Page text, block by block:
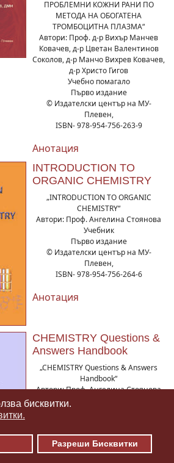
бисквитки.
Разреши Бисквитки
ПРОБЛЕМНИ КОЖНИ РАНИ ПО
МЕТОДА НА ОБОГАТЕНА
ТРОМБОЦИТНА ПЛАЗМА“
Автори: Проф. д-р Вихър Манчев
Ковачев, д-р Цветан Валентинов
Соколов, д-р Манчо Вихрев Ковачев,
д-р Христо Гигов
Учебно помагало
Първо издание
© Издателски център на МУ-
Плевен,
ISBN- 978-954-756-263-9
Анотация
INTRODUCTION TO
ORGANIC CHEMISTRY
„INTRODUCTION TO ORGANIC
CHEMISTRY“
Автори: Проф. Ангелина Стоянова
Учебник
Първо издание
© Издателски център на МУ-
Плевен,
ISBN- 978-954-756-264-6
Анотация
CHEMISTRY Questions &
Answers Handbook
„CHEMISTRY Questions & Answers
Handbook“
Автори: Проф. Ангелина Стоянова
Учебно ръководство
Плевен,
ISBN- 978-954-756-268-4